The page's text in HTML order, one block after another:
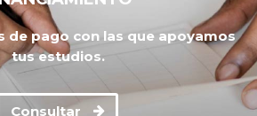
de pago con las que apoyamos
tus estudios.
Consultar